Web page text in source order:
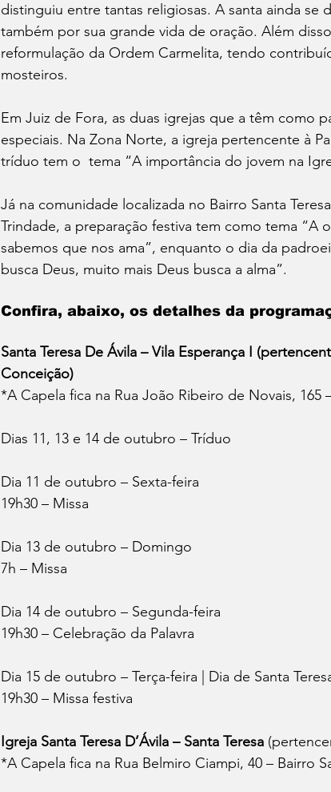
distinguiu entre tantas religiosas. A santa ainda se
também por sua grande vida de oração. Além
reformulação da Ordem Carmelita, tendo
mosteiros.
Em Juiz de Fora, as duas igrejas que a têm como
especiais. Na Zona Norte, a igreja pertencente à
tríduo tem o  tema “A importância do jovem na
Já na comunidade localizada no Bairro Santa
Trindade, a preparação festiva tem como tema “A
sabemos que nos ama”, enquanto o dia da
busca Deus, muito mais Deus busca a alma”.
Confira, abaixo, os detalhes da
Santa Teresa De Ávila – Vila Esperança I
Conceição)
*A Capela fica na Rua João Ribeiro de Novais, 165
Dias 11, 13 e 14 de outubro – Tríduo
Dia 11 de outubro – Sexta-feira
19h30 – Missa
Dia 13 de outubro – Domingo
7h – Missa
Dia 14 de outubro – Segunda-feira
19h30 – Celebração da Palavra
Dia 15 de outubro – Terça-feira | Dia de Santa
19h30 – Missa festiva
Igreja Santa Teresa D’Ávila – Santa Teresa
*A Capela fica na Rua Belmiro Ciampi, 40 – Bairro